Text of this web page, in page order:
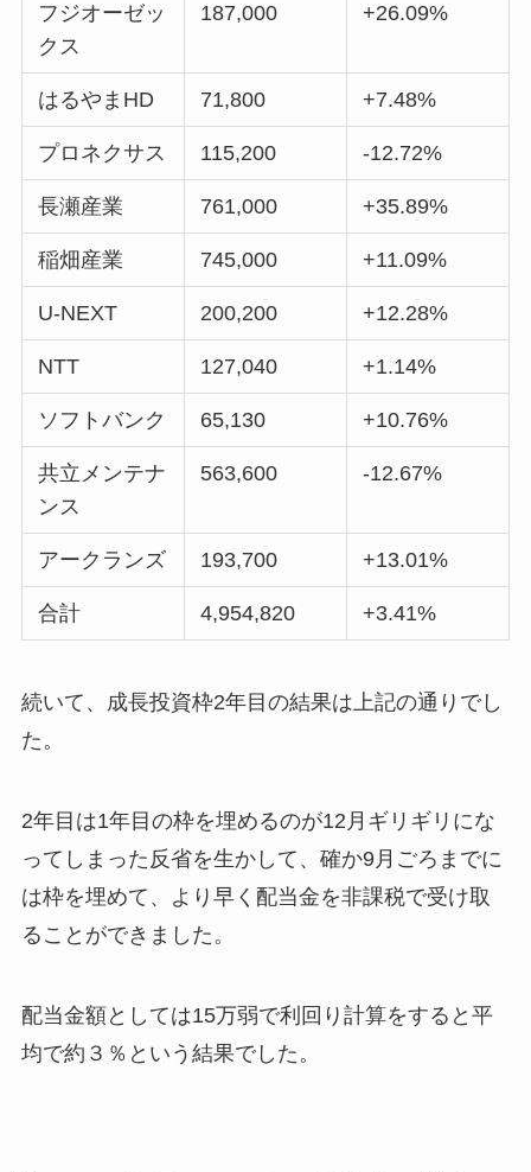
フジオーゼッ
クス
187,000 +26.09%
はるやまHD 71,800 +7.48%
プロネクサス 115,200 -12.72%
長瀬産業 761,000 +35.89%
稲畑産業 745,000 +11.09%
U-NEXT 200,200 +12.28%
NTT 127,040 +1.14%
ソフトバンク 65,130 +10.76%
共立メンテナ
ンス
563,600 -12.67%
アークランズ 193,700 +13.01%
合計 4,954,820 +3.41%
続いて、成長投資枠2年目の結果は上記の通りでし
た。
2年目は1年目の枠を埋めるのが12月ギリギリにな
ってしまった反省を生かして、確か9月ごろまでに
は枠を埋めて、より早く配当金を非課税で受け取
ることができました。
配当金額としては15万弱で利回り計算をすると平
均で約３％という結果でした。